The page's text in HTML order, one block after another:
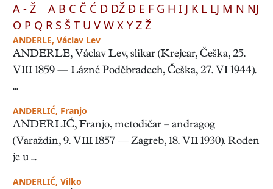
A - Ž A B C Č Ć D DŽ Đ E F G H I J K L LJ M N NJ
O P Q R S Š T U V W X Y Z Ž
ANDERLE, Václav Lev
ANDERLE, Václav Lev, slikar (Krejcar, Češka, 25.
VIII 1859 — Lázné Poděbradech, Češka, 27. VI 1944).
...
ANDERLIĆ, Franjo
ANDERLIĆ, Franjo, metodičar – andragog
(Varaždin, 9. VIII 1857 — Zagreb, 18. VII 1930). Rođen
je u ...
ANDERLIĆ, Vilko